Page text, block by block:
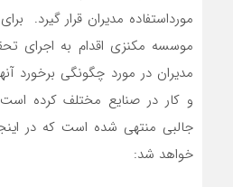
مورداستفاده مدیران قرار گیرد.
موسسه مکنزی اقدام به اجرای
مدیران در مورد چگونگی برخورد
و کار در صنایع مختلف کرده
جالبی منتهی شده است که در
خواهد شد: